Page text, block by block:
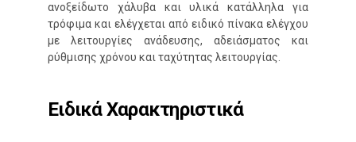
ανοξείδωτο χάλυβα και υλικά κατάλληλα για
τρόφιμα και ελέγχεται από ειδικό πίνακα ελέγχου
με λειτουργίες ανάδευσης, αδειάσματος και
ρύθμισης χρόνου και ταχύτητας λειτουργίας.
Ειδικά Χαρακτηριστικά